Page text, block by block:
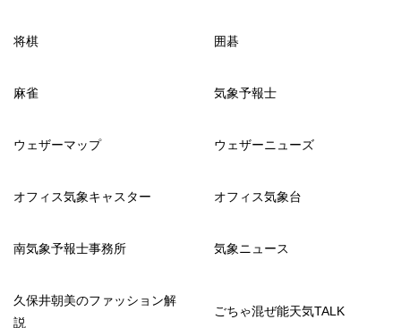
将棋 囲碁
麻雀 気象予報士
ウェザーマップ ウェザーニューズ
オフィス気象キャスター オフィス気象台
南気象予報士事務所 気象ニュース
久保井朝美のファッション解
説
ごちゃ混ぜ能天気TALK